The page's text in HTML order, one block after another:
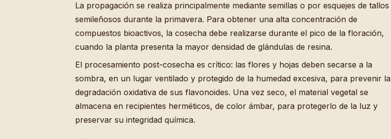
La propagación se realiza principalmente mediante semillas o por esquejes de tallos
semileñosos durante la primavera. Para obtener una alta concentración de
compuestos bioactivos, la cosecha debe realizarse durante el pico de la floración,
cuando la planta presenta la mayor densidad de glándulas de resina.
El procesamiento post-cosecha es crítico: las flores y hojas deben secarse a la
sombra, en un lugar ventilado y protegido de la humedad excesiva, para prevenir la
degradación oxidativa de sus flavonoides. Una vez seco, el material vegetal se
almacena en recipientes herméticos, de color ámbar, para protegerlo de la luz y
preservar su integridad química.